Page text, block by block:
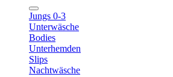
Jungs 0-3
Unterwäsche
Bodies
Unterhemden
Slips
Nachtwäsche